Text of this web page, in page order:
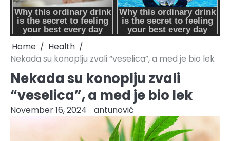
Home
Health
Nekada su konoplju zvali “veselica”, a med je bio lek
Nekada su konoplju zvali
“veselica”, a med je bio lek
November 16, 2024 antunović